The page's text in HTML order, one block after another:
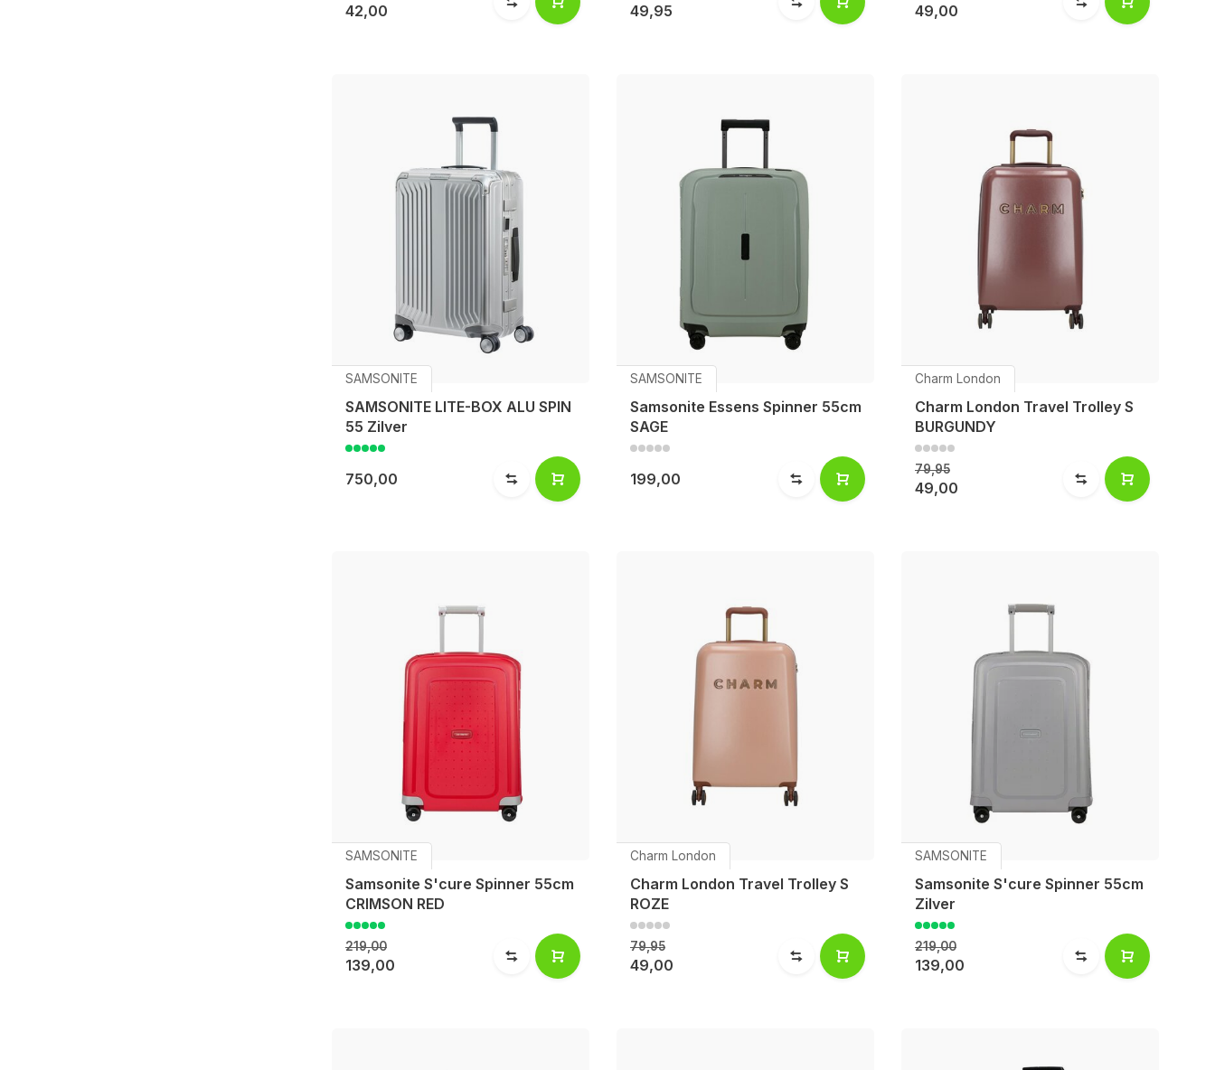
42,00 49,95 49,00
SAMSONITE
SAMSONITE LITE-BOX ALU SPIN
55 Zilver
750,00
SAMSONITE
Samsonite Essens Spinner 55cm
SAGE
199,00
Charm London
Charm London Travel Trolley S
BURGUNDY
79,95
49,00
SAMSONITE
Samsonite S'cure Spinner 55cm
CRIMSON RED
219,00
139,00
Charm London
Charm London Travel Trolley S
ROZE
79,95
49,00
SAMSONITE
Samsonite S'cure Spinner 55cm
Zilver
219,00
139,00